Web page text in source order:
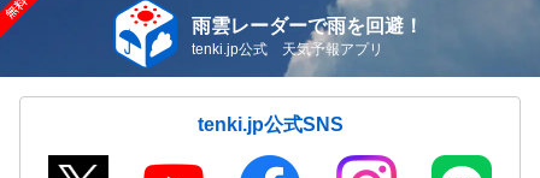
雨雲レーダーで雨を回避！
tenki.jp公式 天気予報アプリ
tenki.jp公式SNS